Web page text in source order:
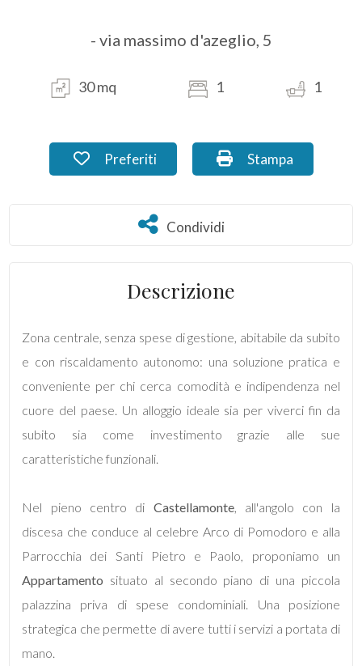
- via massimo d'azeglio, 5
30 mq 1 1
Preferiti: Cod. MX_23.1
Preferiti Stampa: Cod.
Stampa
Condividi
Condividi
Descrizione
Zona centrale, senza spese di gestione, abitabile da subito
e con riscaldamento autonomo: una soluzione pratica e
conveniente per chi cerca comodità e indipendenza nel
cuore del paese. Un alloggio ideale sia per viverci fin da
subito sia come investimento grazie alle sue
caratteristiche funzionali.
Nel pieno centro di Castellamonte, all'angolo con la
discesa che conduce al celebre Arco di Pomodoro e alla
Parrocchia dei Santi Pietro e Paolo, proponiamo un
Appartamento situato al secondo piano di una piccola
palazzina priva di spese condominiali. Una posizione
strategica che permette di avere tutti i servizi a portata di
mano.
Commerciali
Industriali
Totale
mq
Locali
minimi
Qualsiasi
1